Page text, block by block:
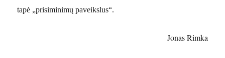
tapė „prisiminimų paveikslus“.
Jonas Rimka